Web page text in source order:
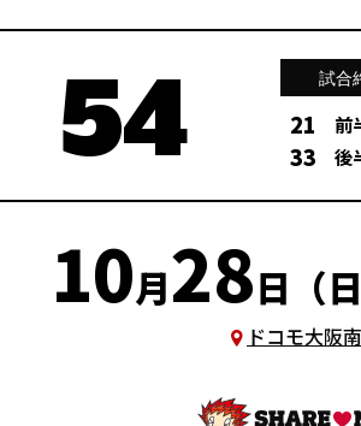
54 試合
21 前
33
後
10月28日（
ドコモ大阪